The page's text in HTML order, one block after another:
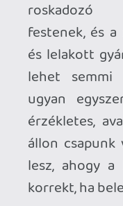
ugye elvileg erre
közelharci
megragadását
és a rombolható
dobásának a
az első azért
felkapható-
tárgyak azért nem
ami van, az is 3-4
második meg
egyik fele simán
a másik felüknél
hova sikerül
oda, ahova éppen